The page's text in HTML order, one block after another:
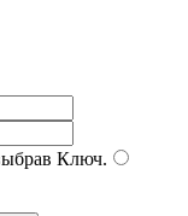
Ключ.